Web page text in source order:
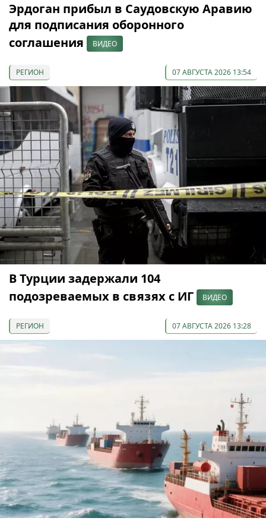
Эрдоган прибыл в Саудовскую Аравию
для подписания оборонного
соглашения
ВИДЕО
РЕГИОН 07 АВГУСТА 2026 13:54
В Турции задержали 104
подозреваемых в связях с ИГ
ВИДЕО
РЕГИОН 07 АВГУСТА 2026 13:28